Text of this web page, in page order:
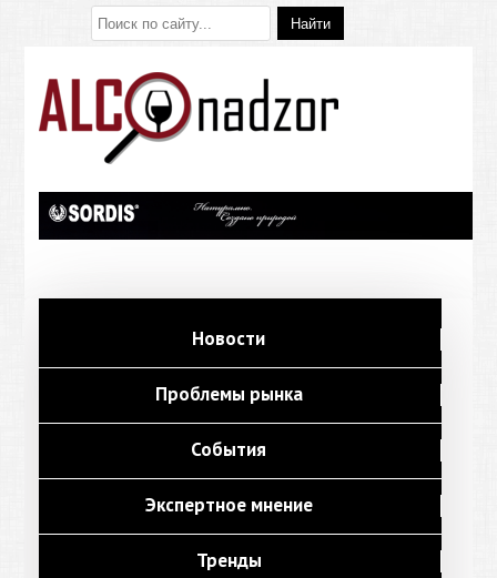
Новости
Проблемы рынка
События
Экспертное мнение
Тренды